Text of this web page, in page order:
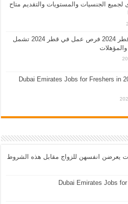
لجميع الجنسيات والمستويات والتقديم متاح
وظائف في قطر 2024 فرص عمل في قطر 2024 تشمل
Dubai Emirates Jobs for Freshers in
يعرضن انفسهن للزواج مقابل هذه الشروط
Dubai Emirates Jobs